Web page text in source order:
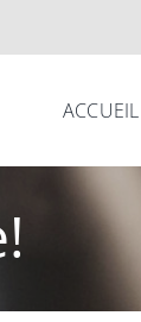
ACCUEIL